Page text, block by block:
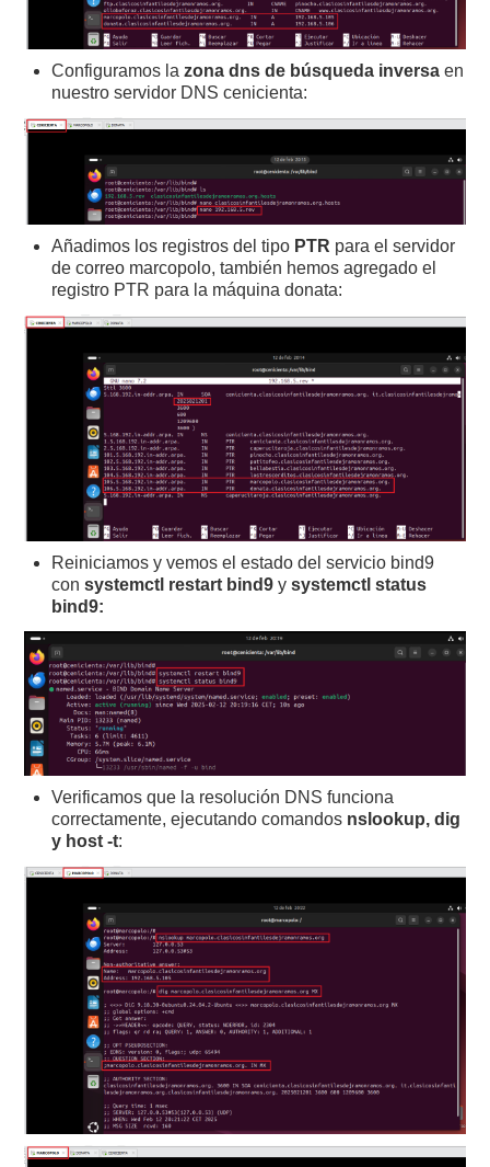
Configuramos lazona dns de búsqueda inversa en
nuestro servidor DNS cenicienta:
Añadimos los registros del tipo PTR para el servidor
de correo marcopolo, también hemos agregado el
registro PTR para la máquina donata:
Reiniciamos y vemos el estado del servicio bind9
consystemctl restart bind9ysystemctl status
bind9:
Verificamos que la resolución DNS funciona
correctamente, ejecutando comandos nslookup, dig
y host -t: